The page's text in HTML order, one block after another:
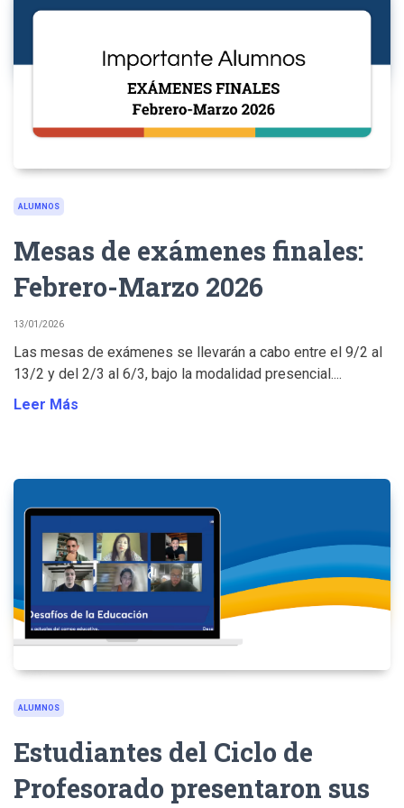
ALUMNOS
Mesas de exámenes finales:
Febrero-Marzo 2026
13/01/2026
Las mesas de exámenes se llevarán a cabo entre el 9/2 al
13/2 y del 2/3 al 6/3, bajo la modalidad presencial....
Leer Más
ALUMNOS
Estudiantes del Ciclo de
Profesorado presentaron sus